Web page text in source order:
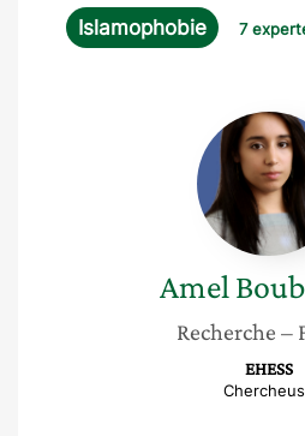
Islamophobie 7
Amel
Recherche –
EHESS